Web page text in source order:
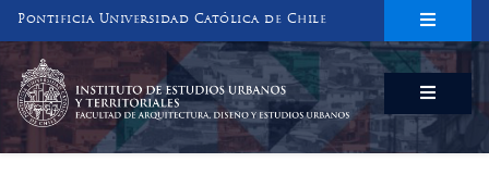
Pontificia Universidad Católica de Chile
INSTITUTO DE ESTUDIOS URBANOS
Y TERRITORIALES